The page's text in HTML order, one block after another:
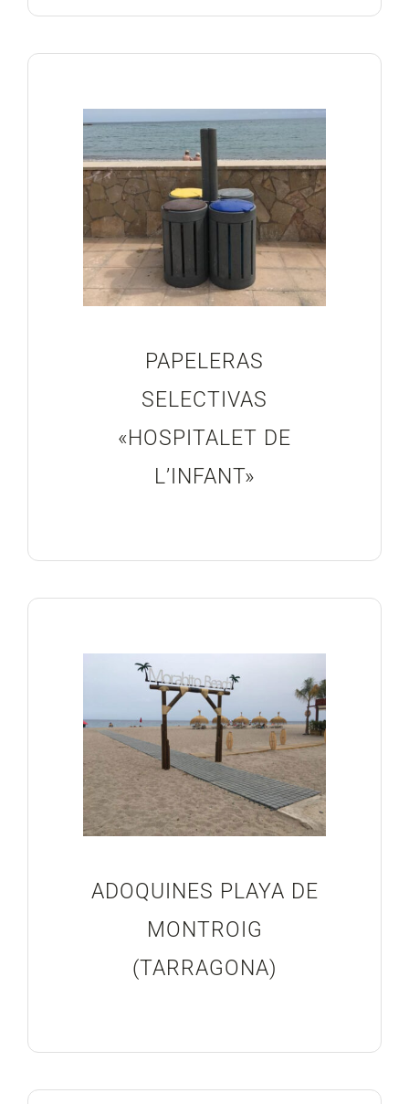
PAPELERAS
SELECTIVAS
«HOSPITALET DE
L’INFANT»
ADOQUINES PLAYA DE
MONTROIG
(TARRAGONA)